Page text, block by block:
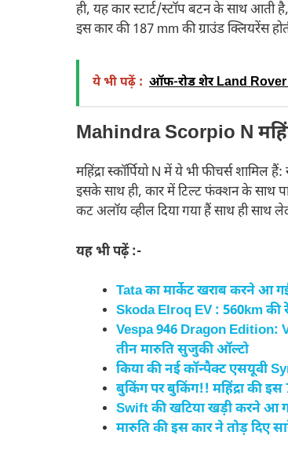
ही, यह कार स्टार्ट/स्टॉप बटन के साथ
इस कार की 187 mm की ग्राउंड क्लियरेंस
ये भी पढ़ें : ऑफ-रोड शेर Land Rover
Mahindra Scorpio N
महिंद्रा स्कॉर्पियो N में ये भी फीचर्स
इसके साथ ही, कार में टिल्ट फंक्शन के साथ
कट अलॉय व्हील दिया गया हैं साथ ही साथ
यह भी पढ़ें :-
Tata का मार्केट खराब करने आ
Skoda Elroq EV : 560km की
Vespa 946 Dragon Edition:
तीन मारुति सुजुकी ऑल्टो
किया की नई कॉन्पैक्ट एसयूवी
बुकिंग पर बुकिंग!! महिंद्रा की इस
Swift की खटिया खड़ी करने आ
मारुति की इस कार ने तोड़ दिए